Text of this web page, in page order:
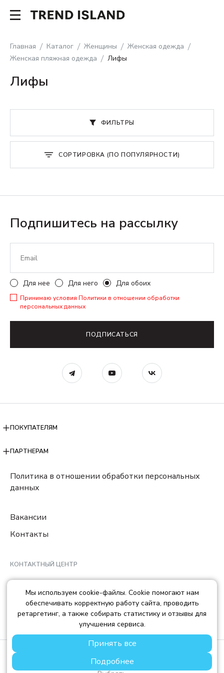
Главная Каталог Женщины
Женская одежда
Женская пляжная одежда
Лифы
Лифы
ФИЛЬТРЫ
СОРТИРОВКА (ПО ПОПУЛЯРНОСТИ)
Подпишитесь на рассылку
Для нее Для него Для обоих
Принимаю условия Политики в отношении обработки
персональных данных
ПОДПИСАТЬСЯ
ПОКУПАТЕЛЯМ
ПАРТНЕРАМ
Политика в отношении обработки персональных
данных
Вакансии
Контакты
КОНТАКТНЫЙ ЦЕНТР
8 (800) 222-78-29
Ежедневно с 10:00 до 22:00 МCK
info@trendisland.ru
© TREND ISLAND
ООО «ТРЕНД АЙЛЕНД», ОГРН: 1217700568667, ИНН:
Мы используем cookie-файлы. Cookie помогают нам
обеспечивать корректную работу сайта, проводить
ретаргетинг, а также собирать статистику и отзывы для
улучшения сервиса.
Принять все
Подробнее